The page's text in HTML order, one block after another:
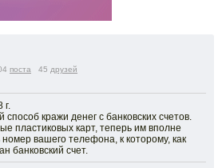
поста 45 друзей
г.
кражи денег с банковских счетов.
пластиковых карт, теперь им вполне
вашего телефона, к которому, как
банковский счет.